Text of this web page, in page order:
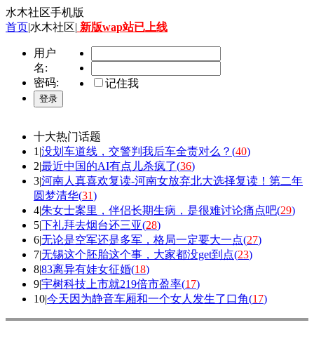
水木社区手机版
首页|水木社区| 新版wap站已上线
用户
名:
密码:
记住我
十大热门话题
1|没划车道线，交警判我后车全责对么？(40)
2|最近中国的AI有点儿杀疯了(36)
3|河南人真喜欢复读-河南女放弃北大选择复读！第二年
圆梦清华(31)
4|朱女士案里，伴侣长期生病，是很难讨论痛点吧(29)
5|下礼拜去烟台还三亚(28)
6|无论是空军还是多军，格局一定要大一点(27)
7|无锡这个胚胎这个事，大家都没get到点(23)
8|83离异有娃女征婚(18)
9|宇树科技上市就219倍市盈率(17)
10|今天因为静音车厢和一个女人发生了口角(17)